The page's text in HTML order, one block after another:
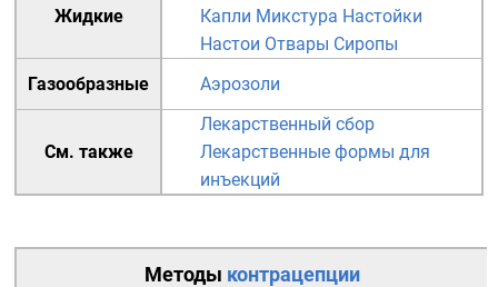
Жидкие
Капли Микстура Настойки
Настои Отвары Сиропы
Газообразные
Аэрозоли
См. также
Лекарственный сбор
Лекарственные формы для
инъекций
Методы контрацепции